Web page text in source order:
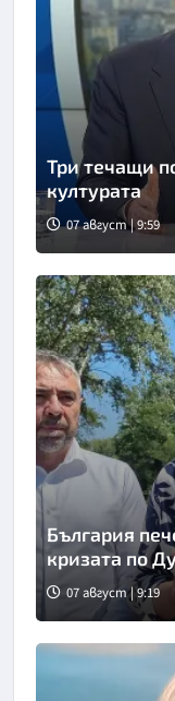
Снимка: БНТ
Три течащи
културата
07 август | 9:59
Снимка: БТА
България
кризата по
07 август | 9:19